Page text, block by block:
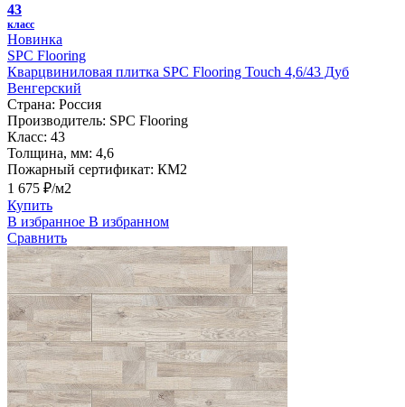
43
класс
Новинка
SPC Flooring
Кварцвиниловая плитка SPC Flooring Touch 4,6/43 Дуб
Венгерский
Страна: Россия
Производитель: SPC Flooring
Класс: 43
Толщина, мм: 4,6
Пожарный сертификат: КМ2
1 675 ₽/м2
Купить
В избранное В избранном
Сравнить